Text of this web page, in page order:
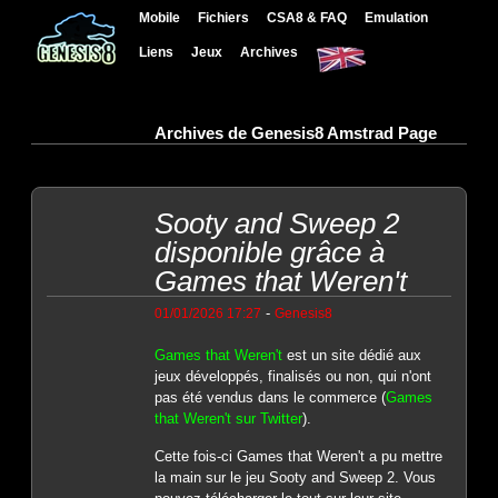
Mobile Fichiers CSA8 & FAQ Emulation
Liens Jeux Archives
Archives de Genesis8 Amstrad Page
Sooty and Sweep 2
disponible grâce à
Games that Weren't
01/01/2026 17:27 - Genesis8
Games that Weren'test un site dédié aux
jeux développés, finalisés ou non, qui n'ont
pas été vendus dans le commerce (Games
that Weren't sur Twitter).
Cette fois-ci Games that Weren't a pu mettre
la main sur le jeu Sooty and Sweep 2. Vous